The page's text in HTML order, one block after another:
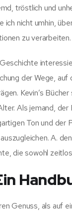
tröstlich und
ich nicht umhin,
zu verarbeiten.
der Wege,
Kevin’s
Als jemand,
Ton und
A.
die sowohl
Genuss, als auf